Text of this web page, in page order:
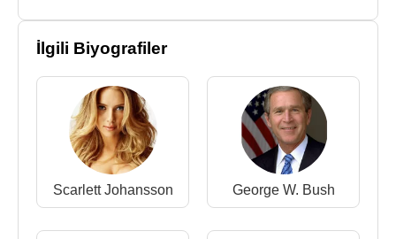
1999 - Best Laid Plans (Bryce) (Sinema Filmi)
1997 - Mimic (Josh) (Sinema Filmi)
1997 - Gece Bekçisi (James Gallman) (Sinema
Filmi)
1996 - Gang in Blue (Keith DeBruler) (Sinema
Filmi)
1996 - Büyük Aşk Büyük Bela (Tony Kent) (Sinema
İlgili Biyografiler
Scarlett Johansson George W. Bush